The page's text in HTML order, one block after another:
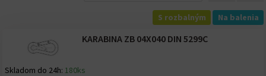
S rozbalným Na balenia
KARABINA ZB 04X040 DIN 5299C
Skladom do 24h: 180ks